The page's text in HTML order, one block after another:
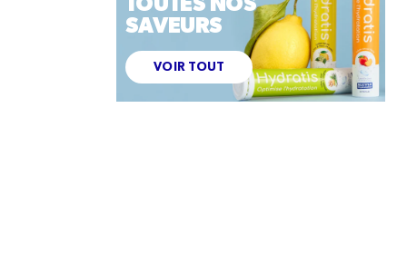
TOUTES NOS
SAVEURS
VOIR TOUT